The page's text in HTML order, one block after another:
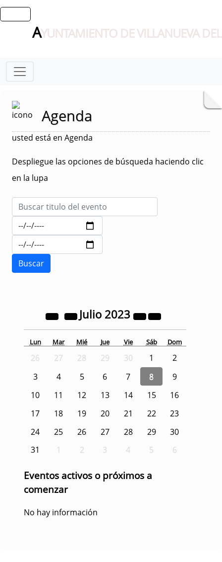
AYUNTAMIENTO DE VILLANUEVA
Agenda
usted está en Agenda
Despliegue las opciones de búsqueda haciendo clic
en la lupa
Julio 2023
Lun Mar Mié Jue Vie Sáb Dom
26 27 28 29 30 1
2
3
4 5 6 7 8
9
10
11 12 13 14 15
16
17
18 19 20 21 22
23
24
25 26 27 28 29
30
31
1 2 3 4 5 6
Eventos activos o próximos a
comenzar
No hay información